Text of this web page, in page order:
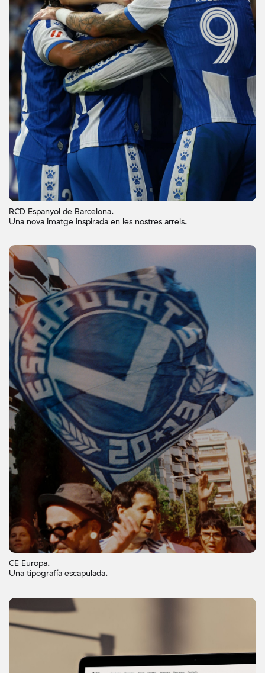
RCD Espanyol de Barcelona.
Una nova imatge inspirada en les nostres arrels.
CE Europa.
Una tipografía escapulada.